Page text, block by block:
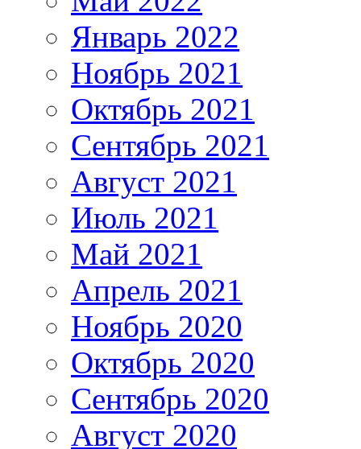
Январь 2022
Ноябрь 2021
Октябрь 2021
Сентябрь 2021
Август 2021
Июль 2021
Май 2021
Апрель 2021
Ноябрь 2020
Октябрь 2020
Сентябрь 2020
Август 2020